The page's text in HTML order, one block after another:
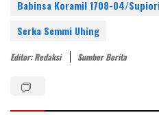
er
e
st
itt
er
k
e
dI
e
o
Babinsa Koramil 1708-04/
Serka Semmi Uhing
Editor: Redaksi Sumber Berita